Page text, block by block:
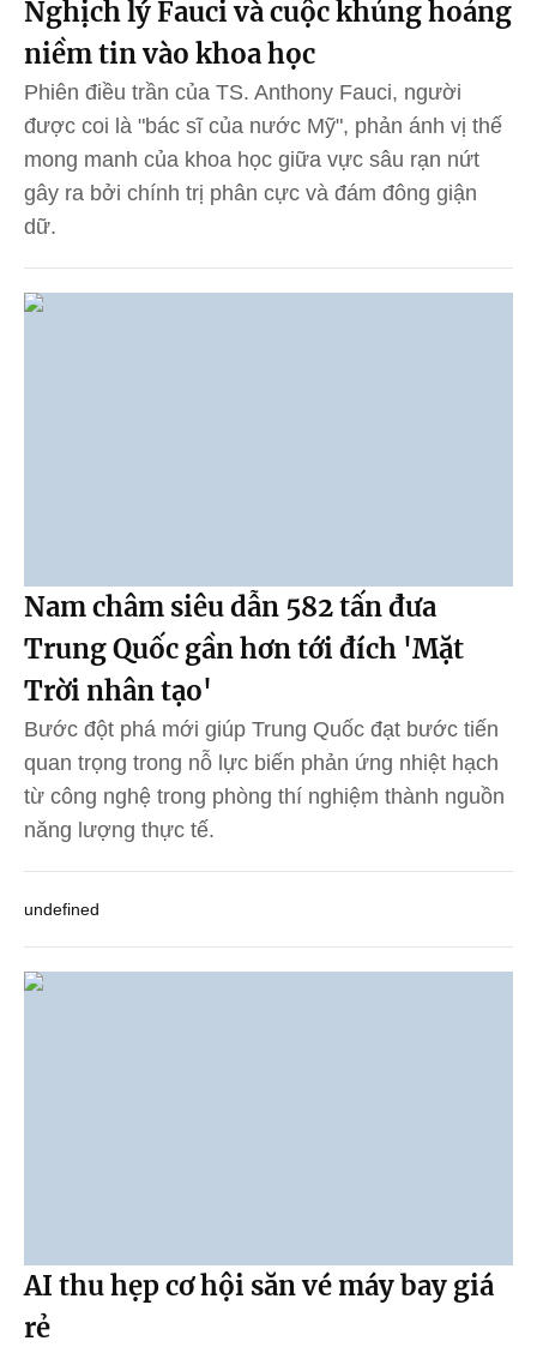
Nghịch lý Fauci và cuộc khủng hoảng
niềm tin vào khoa học
Phiên điều trần của TS. Anthony Fauci, người
được coi là "bác sĩ của nước Mỹ", phản ánh vị thế
mong manh của khoa học giữa vực sâu rạn nứt
gây ra bởi chính trị phân cực và đám đông giận
dữ.
Nam châm siêu dẫn 582 tấn đưa
Trung Quốc gần hơn tới đích 'Mặt
Trời nhân tạo'
Bước đột phá mới giúp Trung Quốc đạt bước tiến
quan trọng trong nỗ lực biến phản ứng nhiệt hạch
từ công nghệ trong phòng thí nghiệm thành nguồn
năng lượng thực tế.
undefined
AI thu hẹp cơ hội săn vé máy bay giá
rẻ